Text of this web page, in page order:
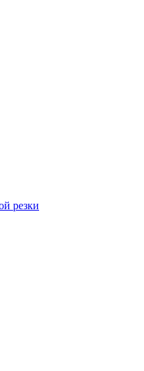
резки